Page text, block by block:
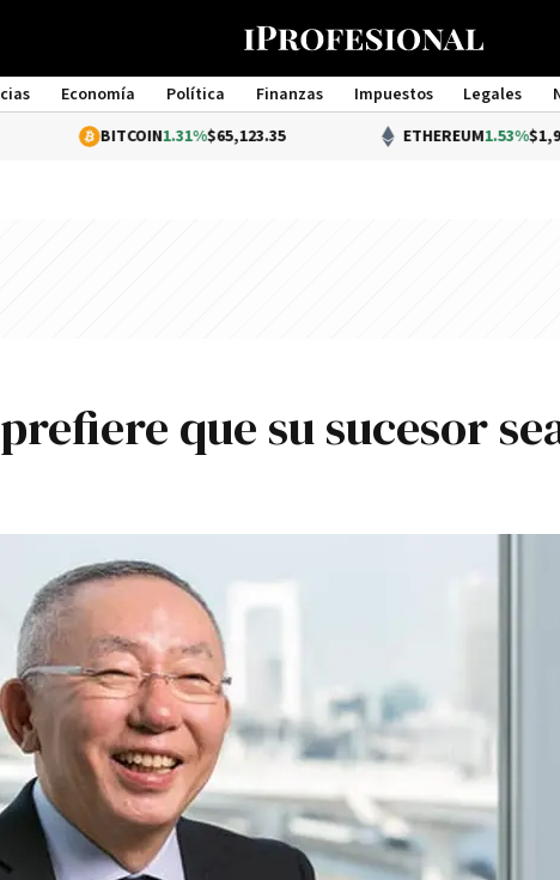
Economía Política Finanzas Impuestos Legales
Management
BITCOIN1.31%$65,123.35 ETHEREUM1.53%$1,929.13
que su sucesor